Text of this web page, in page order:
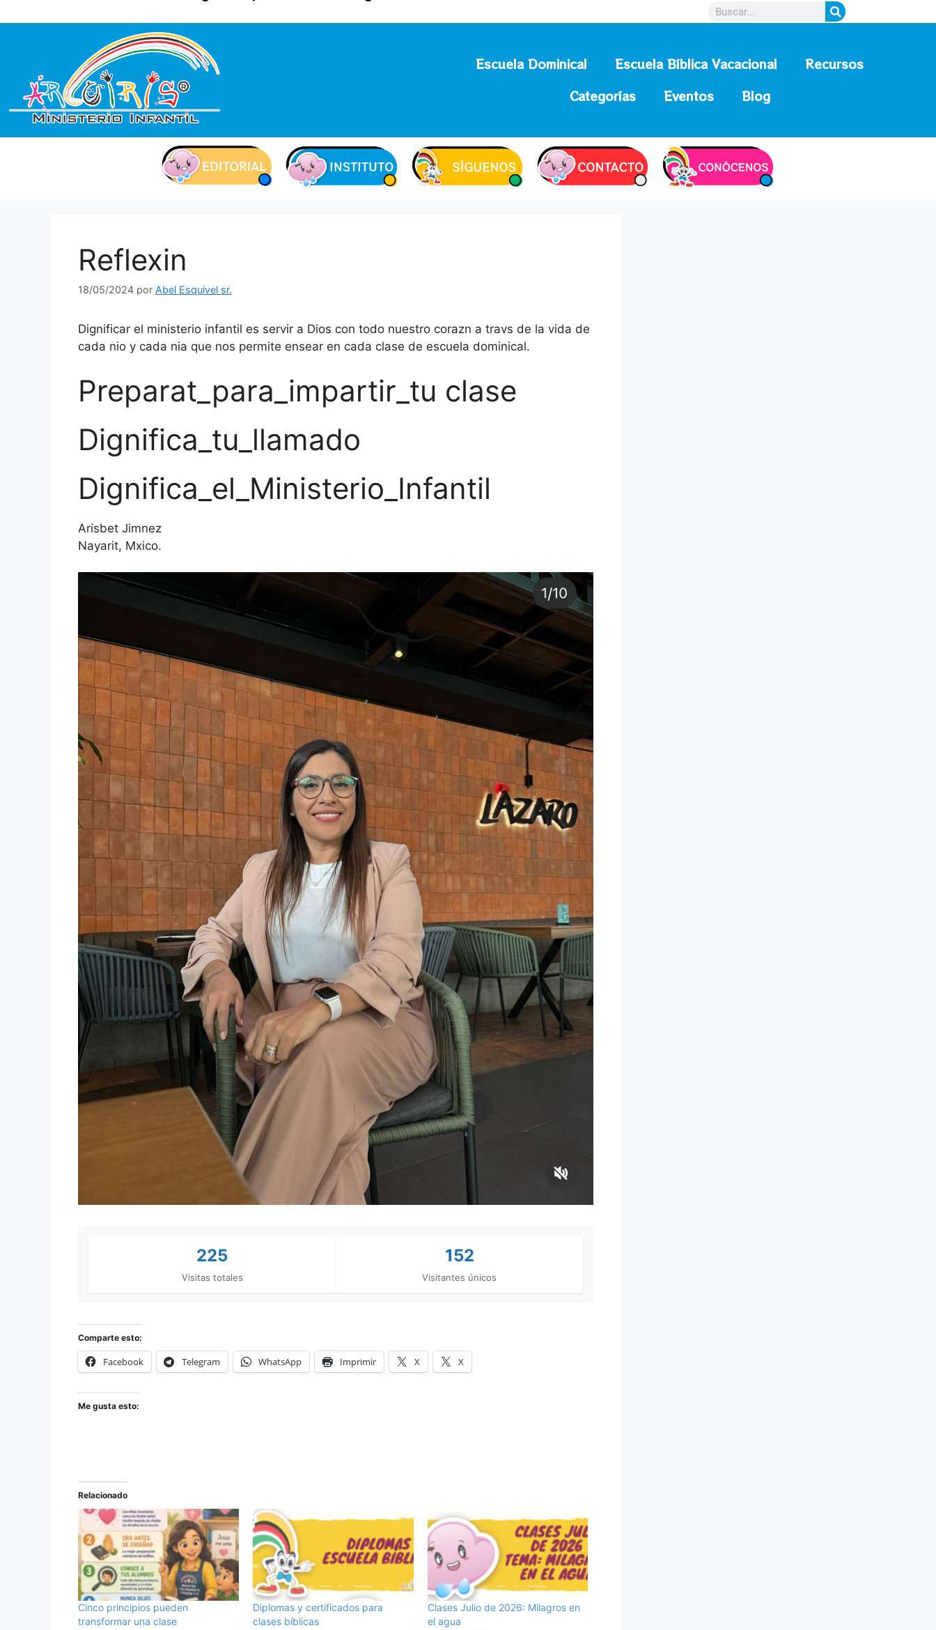
Escuela Dominical Escuela Bíblica Vacacional
Recursos
Categorías
Eventos Blog
Reflexin
18/05/2024 por Abel Esquivel sr.
Dignificar el ministerio infantil es servir a Dios con todo nuestro corazn a travs de la vida de
cada nio y cada nia que nos permite ensear en cada clase de escuela dominical.
Preparat_para_impartir_tu clase
Dignifica_tu_llamado
Dignifica_el_Ministerio_Infantil
Arisbet Jimnez
Nayarit, Mxico.
225
Visitas totales
152
Visitantes únicos
Comparte esto:
Facebook Telegram WhatsApp Imprimir X X
Me gusta esto:
Relacionado
Cinco principios pueden
transformar una clase
Diplomas y certificados para
clases bíblicas
Clases Julio de 2026: Milagros en
el agua